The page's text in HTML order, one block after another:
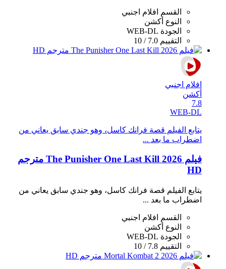
القسم افلام اجنبي
النوع أكشن
الجودة WEB-DL
التقييم 7.0 / 10
افلام اجنبي
أكشن
7.8
WEB-DL
يتابع الفيلم قصة فرانك كاسل، وهو جندي سابق يعاني من
اضطراب ما بعد ...
فيلم The Punisher One Last Kill 2026 مترجم
HD
يتابع الفيلم قصة فرانك كاسل، وهو جندي سابق يعاني من
اضطراب ما بعد ...
القسم
افلام اجنبي
النوع أكشن
الجودة WEB-DL
التقييم 7.8 / 10